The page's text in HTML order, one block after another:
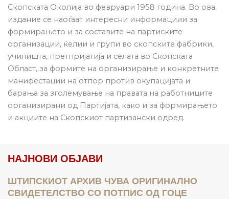
Скопската Околија во февруари 1958 година. Во ова
издание се наоѓаат интересни информациии за
формирањето и за составите на партиските
организации, ќелии и групи во скопските фабрики,
училишта, претпријатија и селата во Скопската
Област, за формите на организирање и конкретните
манифестации на отпор против окупацијата и
барања за зголемување на правата на работниците
организирани од Партијата, како и за формирањето
и акциите на Скопскиот партизански одред.
НАЈНОВИ ОБЈАВИ
ШТИПСКИОТ АРХИВ ЧУВА ОРИГИНАЛНО
СВИДЕТЕЛСТВО СО ПОТПИС ОД ГОЦЕ